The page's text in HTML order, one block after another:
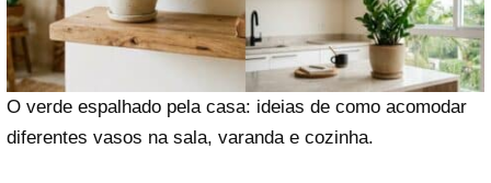
O verde espalhado pela casa: ideias de como acomodar
diferentes vasos na sala, varanda e cozinha.